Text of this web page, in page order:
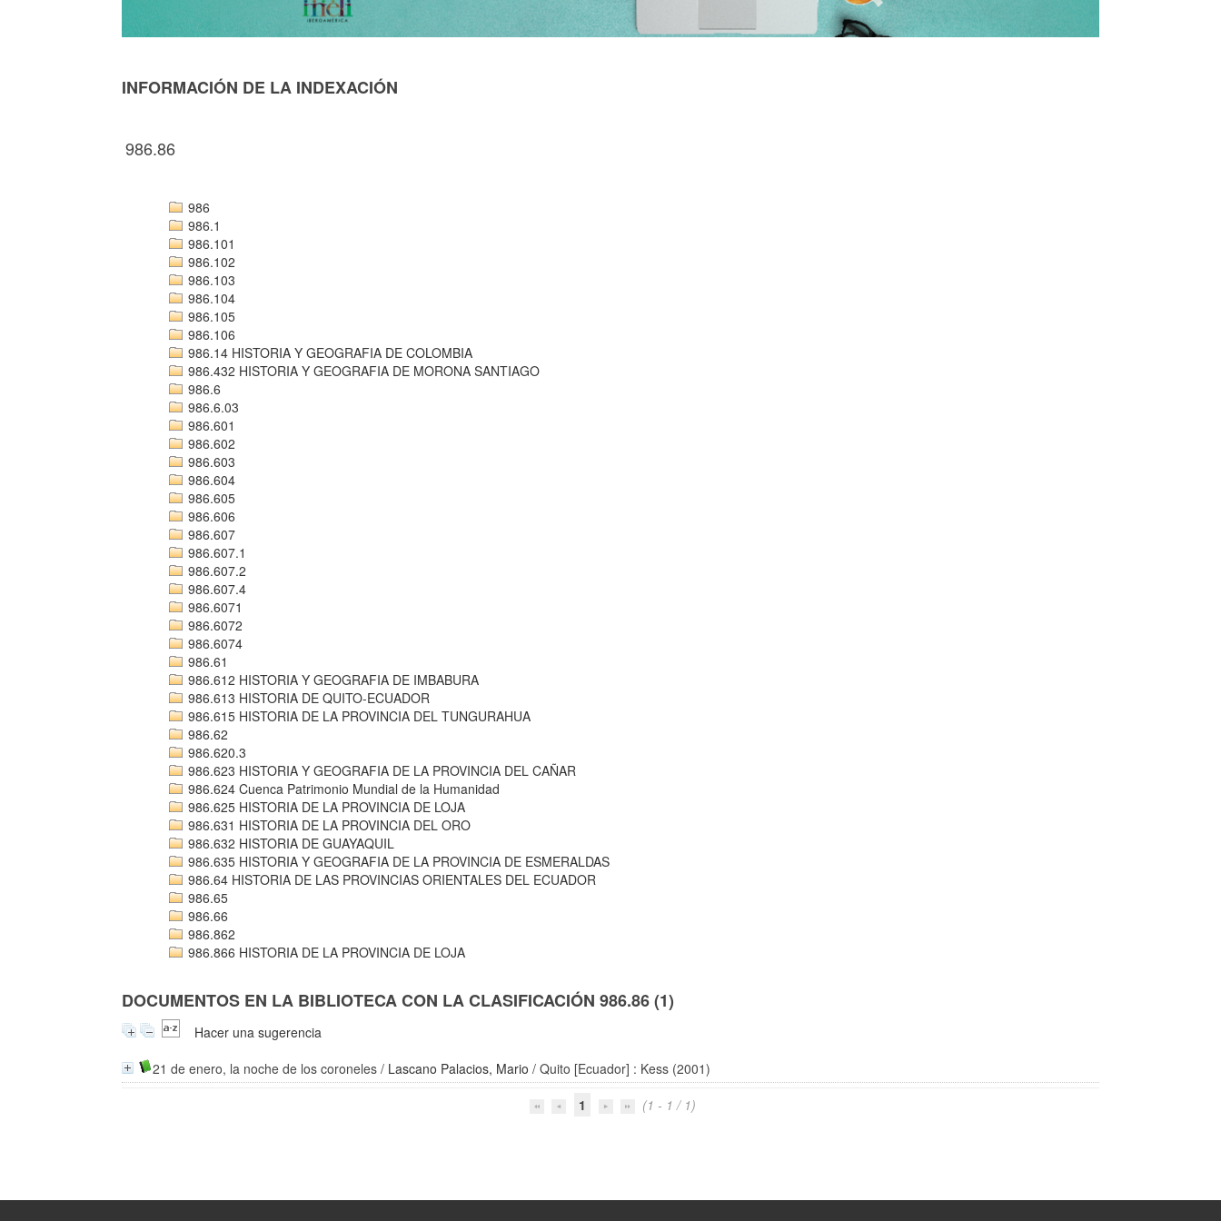
INFORMACIÓN DE LA INDEXACIÓN
986.86
986
986.1
986.101
986.102
986.103
986.104
986.105
986.106
986.14 HISTORIA Y GEOGRAFIA DE COLOMBIA
986.432 HISTORIA Y GEOGRAFIA DE MORONA SANTIAGO
986.6
986.6.03
986.601
986.602
986.603
986.604
986.605
986.606
986.607
986.607.1
986.607.2
986.607.4
986.6071
986.6072
986.6074
986.61
986.612 HISTORIA Y GEOGRAFIA DE IMBABURA
986.613 HISTORIA DE QUITO-ECUADOR
986.615 HISTORIA DE LA PROVINCIA DEL TUNGURAHUA
986.62
986.620.3
986.623 HISTORIA Y GEOGRAFIA DE LA PROVINCIA DEL CAÑAR
986.624 Cuenca Patrimonio Mundial de la Humanidad
986.625 HISTORIA DE LA PROVINCIA DE LOJA
986.631 HISTORIA DE LA PROVINCIA DEL ORO
986.632 HISTORIA DE GUAYAQUIL
986.635 HISTORIA Y GEOGRAFIA DE LA PROVINCIA DE ESMERALDAS
986.64 HISTORIA DE LAS PROVINCIAS ORIENTALES DEL ECUADOR
986.65
986.66
986.862
986.866 HISTORIA DE LA PROVINCIA DE LOJA
DOCUMENTOS EN LA BIBLIOTECA CON LA CLASIFICACIÓN 986.86 (1)
Hacer una sugerencia
21 de enero, la noche de los coroneles / Lascano Palacios, Mario / Quito [Ecuador] : Kess (2001)
1
(1 - 1 / 1)